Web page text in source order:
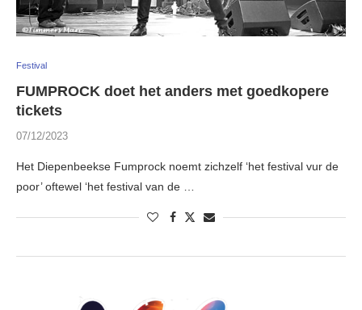
Festival
FUMPROCK doet het anders met goedkopere
tickets
07/12/2023
Het Diepenbeekse Fumprock noemt zichzelf ‘het festival vur de
poor’ oftewel ‘het festival van de …